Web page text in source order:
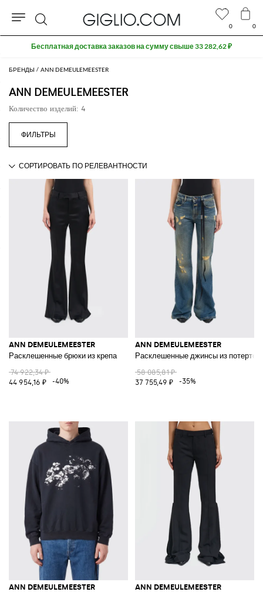
БРЕНДЫ ANN DEMEULEMEESTER
ANN DEMEULEMEESTER
Количество изделий: 4
ANN DEMEULEMEESTER
Расклешенные брюки из крепа
74 922,34 ₽
44 954,16 ₽
-40%
ANN DEMEULEMEESTER
Расклешенные джинсы из
58 085,81 ₽
37 755,49 ₽
-35%
ANN DEMEULEMEESTER ANN DEMEULEMEESTER
0 0
Поиск
Бесплатная доставка заказов на сумму свыше 33 282,62 ₽